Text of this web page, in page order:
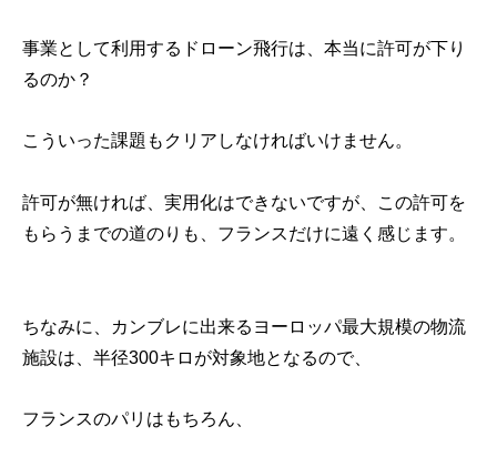
事業として利用するドローン飛行は、本当に許可が下り
るのか？
こういった課題もクリアしなければいけません。
許可が無ければ、実用化はできないですが、この許可を
もらうまでの道のりも、フランスだけに遠く感じます。
ちなみに、カンブレに出来るヨーロッパ最大規模の物流
施設は、半径300キロが対象地となるので、
フランスのパリはもちろん、